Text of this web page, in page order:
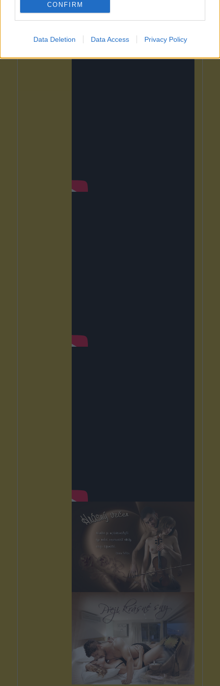
CONFIRM
Data Deletion Data Access Privacy Policy